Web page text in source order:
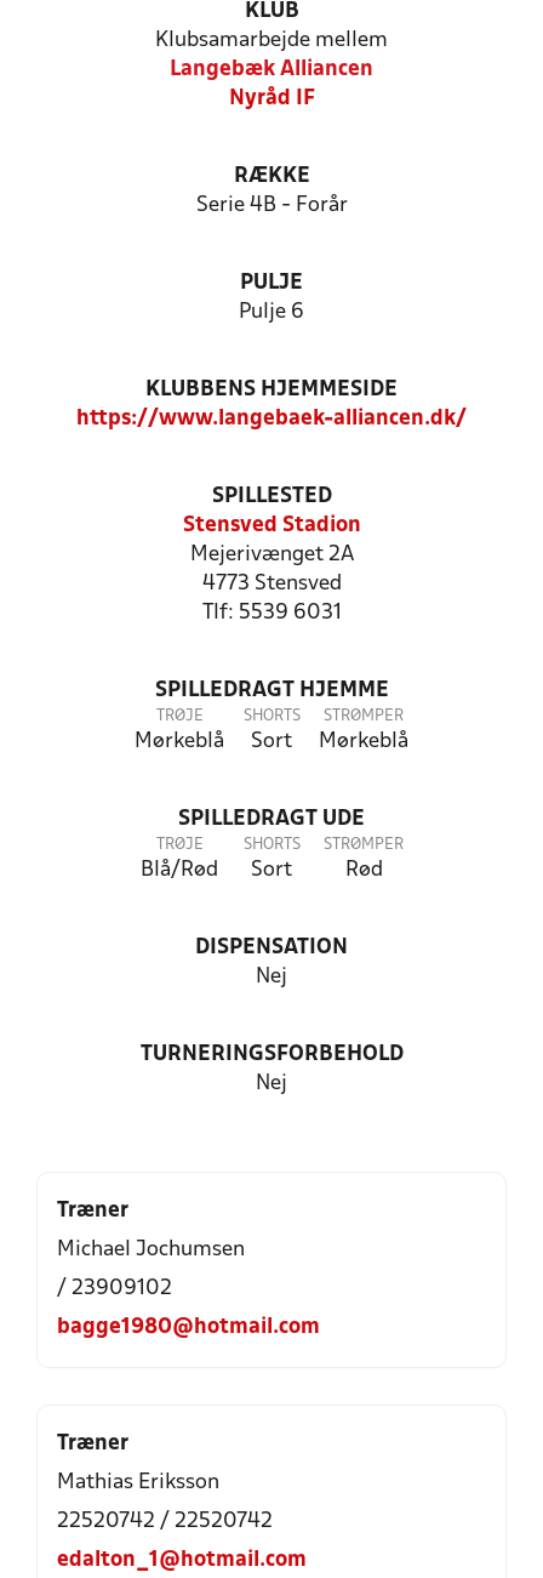
KLUB
Klubsamarbejde mellem
Langebæk Alliancen
Nyråd IF
RÆKKE
Serie 4B - Forår
PULJE
Pulje 6
KLUBBENS HJEMMESIDE
https://www.langebaek-alliancen.dk/
SPILLESTED
Stensved Stadion
Mejerivænget 2A
4773 Stensved
Tlf: 5539 6031
SPILLEDRAGT HJEMME
TRØJE
Mørkeblå
SHORTS
Sort
STRØMPER
Mørkeblå
SPILLEDRAGT UDE
TRØJE
Blå/Rød
SHORTS
Sort
STRØMPER
Rød
DISPENSATION
Nej
TURNERINGSFORBEHOLD
Nej
Træner
Michael Jochumsen
/ 23909102
bagge1980@hotmail.com
Træner
Mathias Eriksson
22520742 / 22520742
edalton_1@hotmail.com